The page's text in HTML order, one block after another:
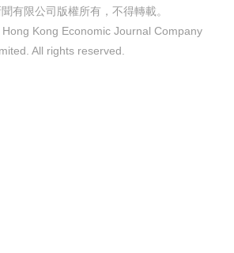
有限公司版權所有，不得轉載。
Kong Economic Journal Company
All rights reserved.